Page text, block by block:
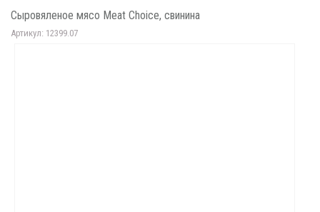
Сыровяленое мясо Meat Choice, свинина
Артикул: 12399.07